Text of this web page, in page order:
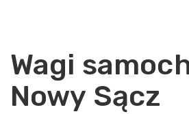
Wagi
Nowy Sącz